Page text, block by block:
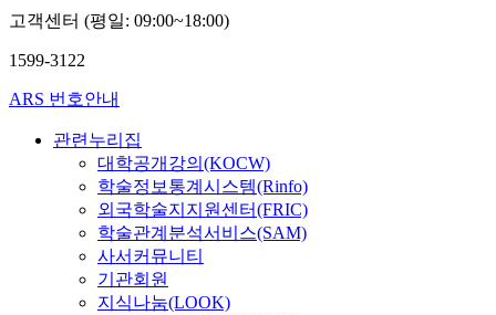
고객센터 (평일: 09:00~18:00)
1599-3122
ARS 번호안내
관련누리집
대학공개강의(KOCW)
학술정보통계시스템(Rinfo)
외국학술지지원센터(FRIC)
학술관계분석서비스(SAM)
사서커뮤니티
기관회원
지식나눔(LOOK)